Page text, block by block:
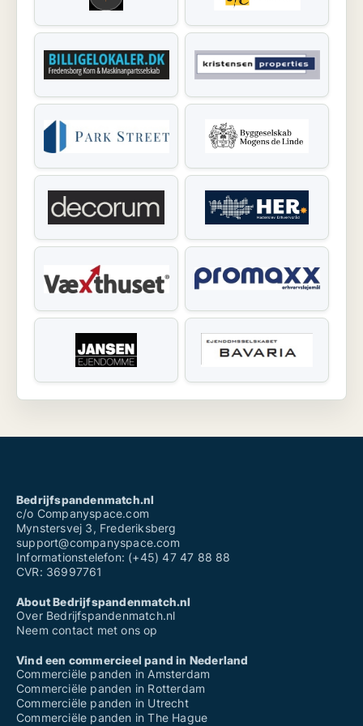
Bedrijfspandenmatch.nl
c/o Companyspace.com
Mynstersvej 3, Frederiksberg
support@companyspace.com
Informationstelefon: (+45) 47 47 88 88
CVR: 36997761
About Bedrijfspandenmatch.nl
Over Bedrijfspandenmatch.nl
Neem contact met ons op
Vind een commercieel pand in Nederland
Commerciële panden in Amsterdam
Commerciële panden in Rotterdam
Commerciële panden in Utrecht
Commerciële panden in The Hague